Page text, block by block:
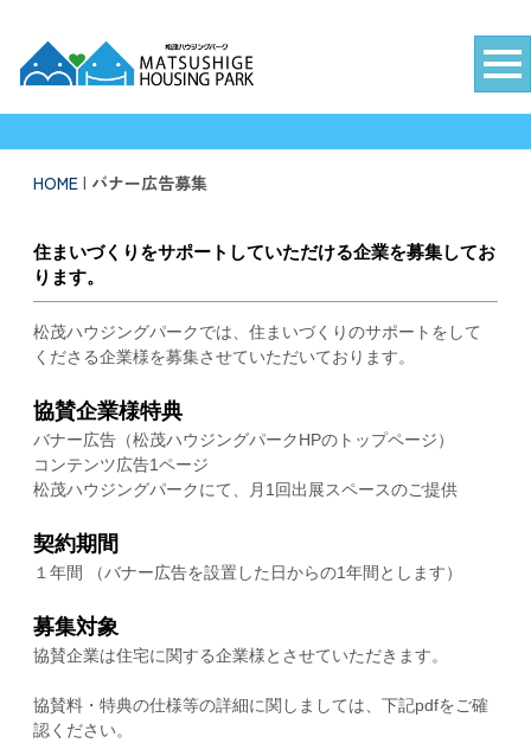
HOME | バナー広告募集
住まいづくりをサポートしていただける企業を募集してお
ります。
松茂ハウジングパークでは、住まいづくりのサポートをして
くださる企業様を募集させていただいております。
協賛企業様特典
バナー広告（松茂ハウジングパークHPのトップページ）
コンテンツ広告1ページ
松茂ハウジングパークにて、月1回出展スペースのご提供
契約期間
１年間 （バナー広告を設置した日からの1年間とします）
募集対象
協賛企業は住宅に関する企業様とさせていただきます。
協賛料・特典の仕様等の詳細に関しましては、下記pdfをご確
認ください。